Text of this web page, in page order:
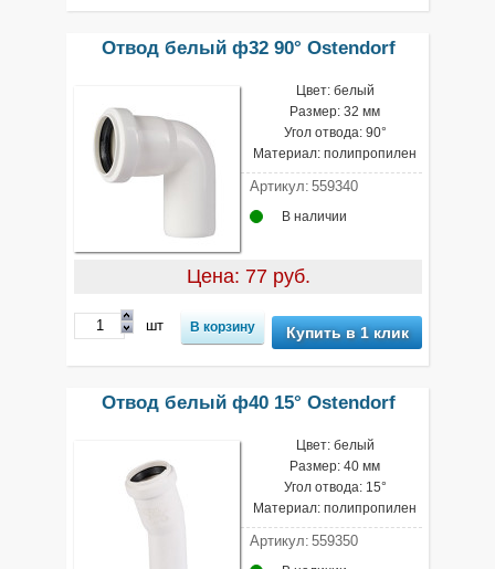
Отвод белый ф32 90° Ostendorf
Цвет: белый
Размер: 32 мм
Угол отвода: 90°
Материал: полипропилен
Артикул: 559340
В наличии
Цена: 77 руб.
шт Купить в 1 клик
Отвод белый ф40 15° Ostendorf
Цвет: белый
Размер: 40 мм
Угол отвода: 15°
Материал: полипропилен
Артикул: 559350